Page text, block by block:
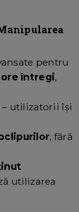
pentru
întregi,
– utilizatorii își
, fără
utilizarea